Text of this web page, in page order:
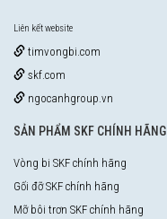
Liên kết website
timvongbi.com
skf.com
ngocanhgroup.vn
SẢN PHẨM SKF CHÍNH HÃNG
Vòng bi SKF chính hãng
Gối đỡ SKF chính hãng
Mỡ bôi trơn SKF chính hãng